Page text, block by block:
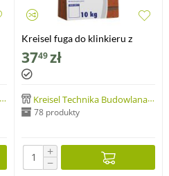
Kreisel fuga do klinkieru z
dodatkiem trasu
3749zł
Kreisel Technika Budowlana Sp. z o.o.
78 produkty
+
−